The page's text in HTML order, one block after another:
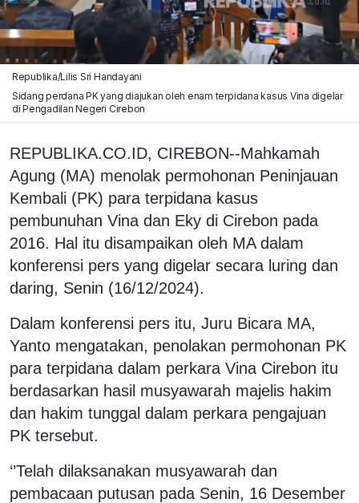
Republika/Lilis Sri Handayani
Sidang perdana PK yang diajukan oleh enam terpidana kasus Vina digelar
di Pengadilan Negeri Cirebon
REPUBLIKA.CO.ID, CIREBON--Mahkamah
Agung (MA) menolak permohonan Peninjauan
Kembali (PK) para terpidana kasus
pembunuhan Vina dan Eky di Cirebon pada
2016. Hal itu disampaikan oleh MA dalam
konferensi pers yang digelar secara luring dan
daring, Senin (16/12/2024).
Dalam konferensi pers itu, Juru Bicara MA,
Yanto mengatakan, penolakan permohonan PK
para terpidana dalam perkara Vina Cirebon itu
berdasarkan hasil musyawarah majelis hakim
dan hakim tunggal dalam perkara pengajuan
PK tersebut.
‘’Telah dilaksanakan musyawarah dan
pembacaan putusan pada Senin, 16 Desember